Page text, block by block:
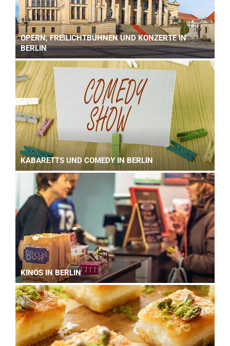
OPERN, FREILICHTBÜHNEN UND KONZERTE IN
BERLIN
KABARETTS UND COMEDY IN BERLIN
KINOS IN BERLIN